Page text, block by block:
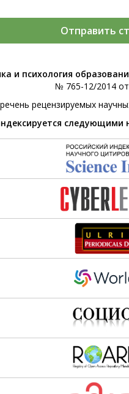
Отправить
и психология
№ 765-12/2014
рецензируемых